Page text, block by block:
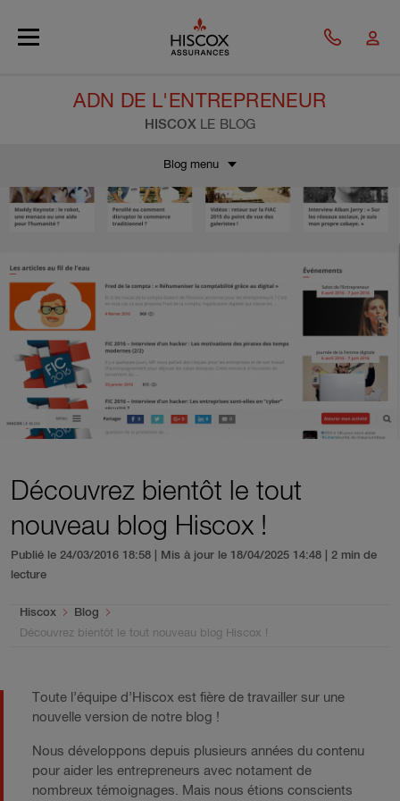
ADN DE L'ENTREPRENEUR
HISCOX LE BLOG
Blog menu
Découvrez bientôt le tout
nouveau blog Hiscox !
Publié le 24/03/2016 18:58 | Mis à jour le 18/04/2025 14:48
| 2 min de
lecture
You are here:
Hiscox
Blog
Découvrez bientôt le tout nouveau blog Hiscox !
Toute l’équipe d’Hiscox est fière de travailler sur une
nouvelle version de notre blog !
Nous développons depuis plusieurs années du contenu
pour aider les entrepreneurs avec notament de
nombreux témoignages. Mais nous étions conscients